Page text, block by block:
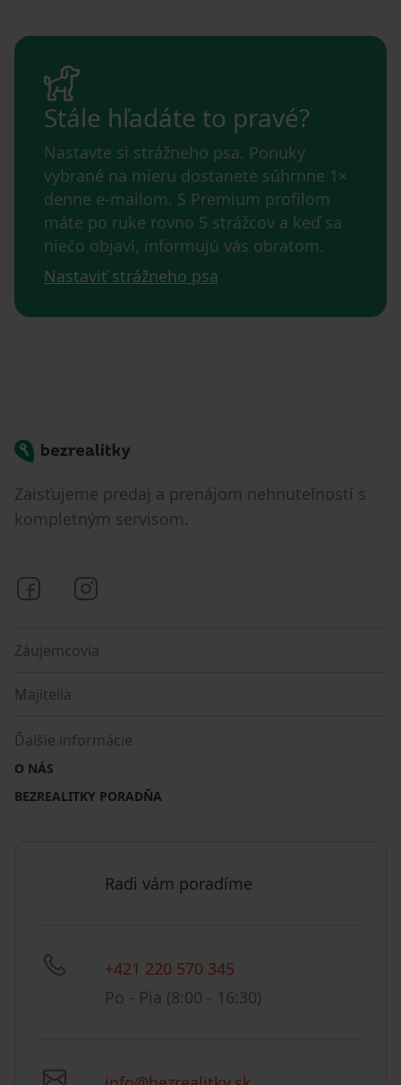
Stále hľadáte to pravé?
Nastavte si strážneho psa. Ponuky
vybrané na mieru dostanete súhrnne 1×
denne e-mailom. S Premium profilom
máte po ruke rovno 5 strážcov a keď sa
niečo objaví, informujú vás obratom.
Nastaviť strážneho psa
Bezrealitky
Zaisťujeme predaj a prenájom nehnuteľností s
kompletným servisom.
Bezrealitky na Facebooku
Záujemcovia
Majitelia
Ďalšie informácie
O NÁS
BEZREALITKY PORADŇA
Radi vám poradíme
+421 220 570 345
Po - Pia (8:00 - 16:30)